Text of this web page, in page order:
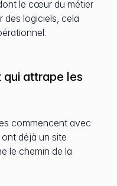
le cœur du métier
des logiciels, cela
qui attrape les
commencent avec
déjà un site
le chemin de la